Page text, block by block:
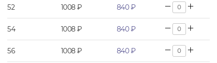
52 1008 ₽ 840 ₽
54 1008 ₽ 840 ₽
56 1008 ₽ 840 ₽